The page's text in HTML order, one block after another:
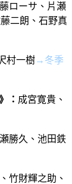
ローサ、片瀬
二朗、石野真
村一樹→冬季
》 ： 成宮寛貴、
勝久、池田鉄
竹財輝之助、